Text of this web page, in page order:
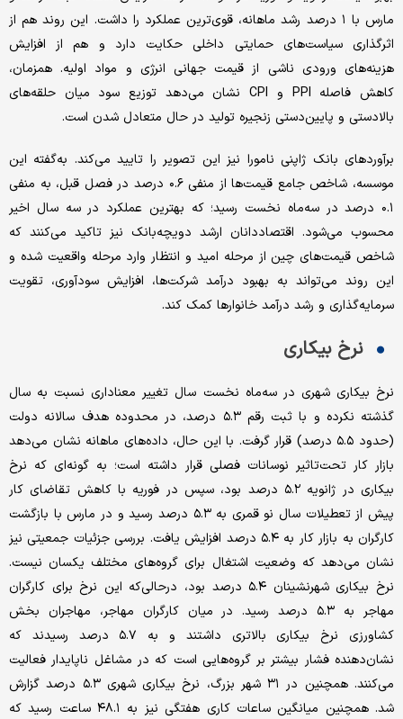
مارس با ۱ درصد رشد ماهانه، قوی‌ترین عملکرد را داشت. این روند هم از
اثرگذاری سیاست‌های حمایتی داخلی حکایت دارد و هم از افزایش
هزینه‌های ورودی ناشی از قیمت جهانی انرژی و مواد اولیه. همزمان،
کاهش فاصله PPI و CPI نشان می‌دهد توزیع سود میان حلقه‌های
بالادستی و پایین‌دستی زنجیره تولید در حال متعادل شدن است.
برآوردهای بانک ژاپنی نامورا نیز این تصویر را تایید می‌کند. به‌گفته این
موسسه، شاخص جامع قیمت‌ها از منفی ۰.۶ درصد در فصل قبل، به منفی
۰.۱ درصد در سه‌ماه نخست رسید؛ که بهترین عملکرد در سه سال اخیر
محسوب می‌شود. اقتصاددانان ارشد دویچه‌بانک نیز تاکید می‌کنند که
شاخص قیمت‌های چین از مرحله امید و انتظار وارد مرحله واقعیت شده و
این روند می‌تواند به بهبود درآمد شرکت‌ها، افزایش سودآوری، تقویت
سرمایه‌گذاری و رشد درآمد خانوارها کمک کند.
نرخ بیکاری
نرخ بیکاری شهری در سه‌ماه نخست سال تغییر معناداری نسبت به سال
گذشته نکرده و با ثبت رقم ۵.۳ درصد، در محدوده هدف سالانه دولت
(حدود ۵.۵ درصد) قرار گرفت. با این حال، داده‌های ماهانه نشان می‌دهد
بازار کار تحت‌تاثیر نوسانات فصلی قرار داشته است؛ به گونه‌ای که نرخ
بیکاری در ژانویه ۵.۲ درصد بود، سپس در فوریه با کاهش تقاضای کار
پیش از تعطیلات سال نو قمری به ۵.۳ درصد رسید و در مارس با بازگشت
کارگران به بازار کار به ۵.۴ درصد افزایش یافت. بررسی جزئیات جمعیتی نیز
نشان می‌دهد که وضعیت اشتغال برای گروه‌های مختلف یکسان نیست.
نرخ بیکاری شهرنشینان ۵.۴ درصد بود، درحالی‌که این نرخ برای کارگران
مهاجر به ۵.۳ درصد رسید. در میان کارگران مهاجر، مهاجران بخش
کشاورزی نرخ بیکاری بالاتری داشتند و به ۵.۷ درصد رسیدند که
نشان‌دهنده فشار بیشتر بر گروه‌هایی است که در مشاغل ناپایدار فعالیت
می‌کنند. همچنین در ۳۱ شهر بزرگ، نرخ بیکاری شهری ۵.۳ درصد گزارش
شد. همچنین میانگین ساعات کاری هفتگی نیز به ۴۸.۱ ساعت رسید که